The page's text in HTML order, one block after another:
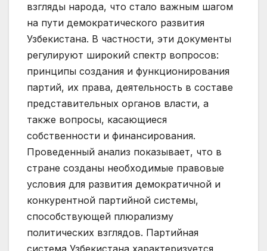
взгляды народа, что стало важным шагом
на пути демократического развития
Узбекистана. В частности, эти документы
регулируют широкий спектр вопросов:
принципы создания и функционирования
партий, их права, деятельность в составе
представительных органов власти, а
также вопросы, касающиеся
собственности и финансирования.
Проведенный анализ показывает, что в
стране созданы необходимые правовые
условия для развития демократичной и
конкурентной партийной системы,
способствующей плюрализму
политических взглядов. Партийная